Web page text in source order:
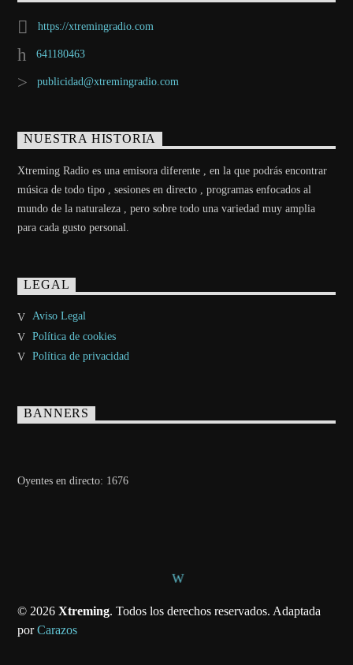
https://xtremingradio.com
641180463
publicidad@xtremingradio.com
NUESTRA HISTORIA
Xtreming Radio es una emisora diferente , en la que podrás encontrar
música de todo tipo , sesiones en directo , programas enfocados al
mundo de la naturaleza , pero sobre todo una variedad muy amplia
para cada gusto personal.
LEGAL
Aviso Legal
Política de cookies
Política de privacidad
BANNERS
Oyentes en directo: 1676
© 2026 Xtreming. Todos los derechos reservados. Adaptada
porCarazos